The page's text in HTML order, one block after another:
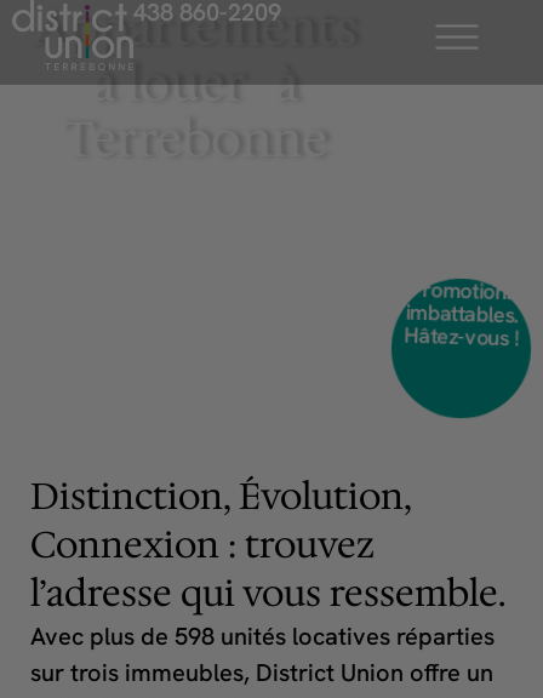
Aller
contenu
438 860-2209
Promotions
imbattables.
Hâtez-vous !
Appartements
à louer à
Distinction, Évolution,
Connexion : trouvez
l’adresse qui vous ressemble.
Avec plus de 598 unités locatives réparties
sur trois immeubles, District Union offre un